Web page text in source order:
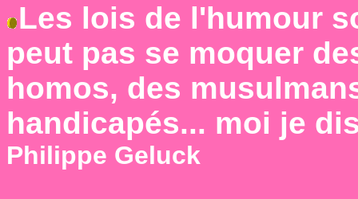
Les lois de l'humour
peut pas se moquer
homos, des
handicapés... moi je
Philippe Geluck